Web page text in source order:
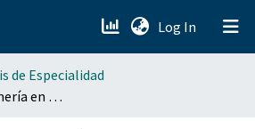
Log In (current)
de Especialidad
Proceso de enfermería en un neonato con cardiopatía congénita compleja y disminución del gasto cardiaco